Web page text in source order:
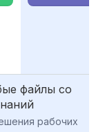
файлы со
рабочих